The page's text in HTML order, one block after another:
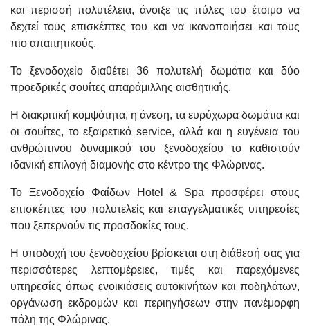
και περισσή πολυτέλεια, άνοιξε τις πύλες του έτοιμο να
δεχτεί τους επισκέπτες του και να ικανοποιήσει και τους
πιο απαιτητικούς.
Το ξενοδοχείο διαθέτει 36 πολυτελή δωμάτια και δύο
προεδρικές σουίτες απαράμιλλης αισθητικής.
Η διακριτική κομψότητα, η άνεση, τα ευρύχωρα δωμάτια και
οι σουίτες, το εξαιρετικό service, αλλά και η ευγένεια του
ανθρώπινου δυναμικού του ξενοδοχείου το καθιστούν
ιδανική επιλογή διαμονής στο κέντρο της Φλώρινας.
Το Ξενοδοχείο Φαίδων Hotel & Spa προσφέρει στους
επισκέπτες του πολυτελείς και επαγγελματικές υπηρεσίες
που ξεπερνούν τις προσδοκίες τους.
Η υποδοχή του ξενοδοχείου βρίσκεται στη διάθεσή σας για
περισσότερες λεπτομέρειες, τιμές και παρεχόμενες
υπηρεσίες όπως ενοικιάσεις αυτοκινήτων και ποδηλάτων,
οργάνωση εκδρομών και περιηγήσεων στην πανέμορφη
πόλη της Φλώρινας.